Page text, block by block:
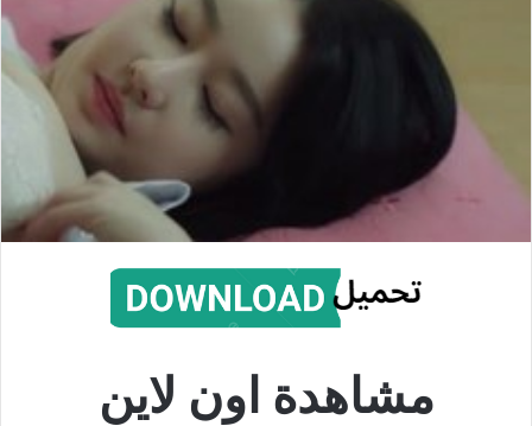
مشاهدة اون لاين